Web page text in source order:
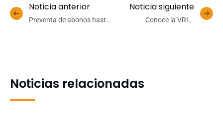
Noticia anterior
Preventa de abonos hasta
Noticia siguiente
Conoce la VRID:
Noticias relacionadas